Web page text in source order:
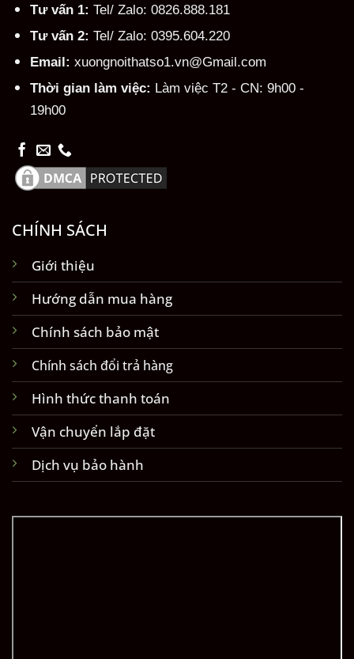
Tư vấn 1: Tel/ Zalo: 0826.888.181
Tư vấn 2: Tel/ Zalo: 0395.604.220
Email: xuongnoithatso1.vn@Gmail.com
Thời gian làm việc: Làm việc T2 - CN: 9h00 -
19h00
CHÍNH SÁCH
Giới thiệu
Hướng dẫn mua hàng
Chính sách bảo mật
Chính sách đổi trả hàng
Hình thức thanh toán
Vận chuyển lắp đặt
Dịch vụ bảo hành